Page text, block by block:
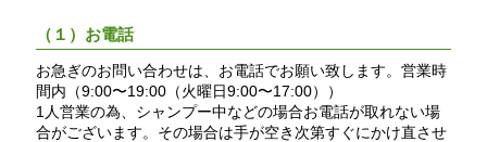
（１）お電話
お急ぎのお問い合わせは、お電話でお願い致します。営業時
間内（9:00〜19:00（火曜日9:00〜17:00））
1人営業の為、シャンプー中などの場合お電話が取れない場
合がございます。その場合は手が空き次第すぐにかけ直させ